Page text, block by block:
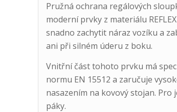
Pružná ochrana regálových
moderní prvky z materiálu
snadno zachytit náraz vozíku a
ani při silném úderu z boku.
Vnitřní část tohoto prvku má
normu EN 15512 a zaručuje
nasazením na kovový stojan.
páky.